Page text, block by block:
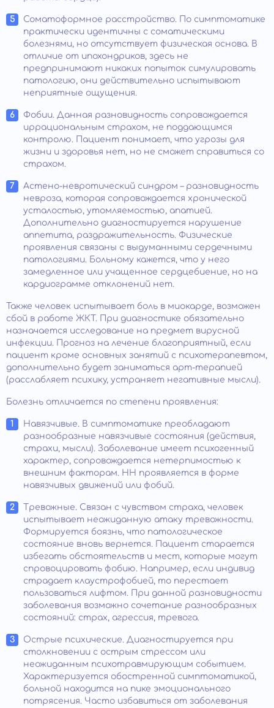
Соматоформное расстройство. По симптоматике
практически идентичны с соматическими
болезнями, но отсутствует физическая основа. В
отличие от ипохондриков, здесь не
предпринимают никаких попыток симулировать
патологию, они действительно испытывают
неприятные ощущения.
Фобии. Данная разновидность сопровождается
иррациональным страхом, не поддающимся
контролю. Пациент понимает, что угрозы для
жизни и здоровья нет, но не сможет справиться со
страхом.
Астено-невротический синдром – разновидность
невроза, которая сопровождается хронической
усталостью, утомляемостью, апатией.
Дополнительно диагностируется нарушение
аппетита, раздражительность. Физические
проявления связаны с выдуманными сердечными
патологиями. Больному кажется, что у него
замедленное или учащенное сердцебиение, но на
кардиограмме отклонений нет.
Также человек испытывает боль в миокарде, возможен
сбой в работе ЖКТ. При диагностике обязательно
назначается исследование на предмет вирусной
инфекции. Прогноз на лечение благоприятный, если
пациент кроме основных занятий с психотерапевтом,
дополнительно будет заниматься арт-терапией
(расслабляет психику, устраняет негативные мысли).
Болезнь отличается по степени проявления:
Навязчивые. В симптоматике преобладают
разнообразные навязчивые состояния (действия,
страхи, мысли). Заболевание имеет психогенный
характер, сопровождается нетерпимостью к
внешним факторам. НН проявляется в форме
навязчивых движений или фобий.
Тревожные. Связан с чувством страха, человек
испытывает неожиданную атаку тревожности.
Формируется боязнь, что патологическое
состояние вновь вернется. Пациент старается
избегать обстоятельств и мест, которые могут
спровоцировать фобию. Например, если индивид
страдает клаустрофобией, то перестает
пользоваться лифтом. При данной разновидности
заболевания возможно сочетание разнообразных
состояний: страх, агрессия, тревога.
Острые психические. Диагностируется при
столкновении с острым стрессом или
неожиданным психотравмирующим событием.
Характеризуется обостренной симптоматикой,
больной находится на пике эмоционального
потрясения. Часто избавиться от заболевания